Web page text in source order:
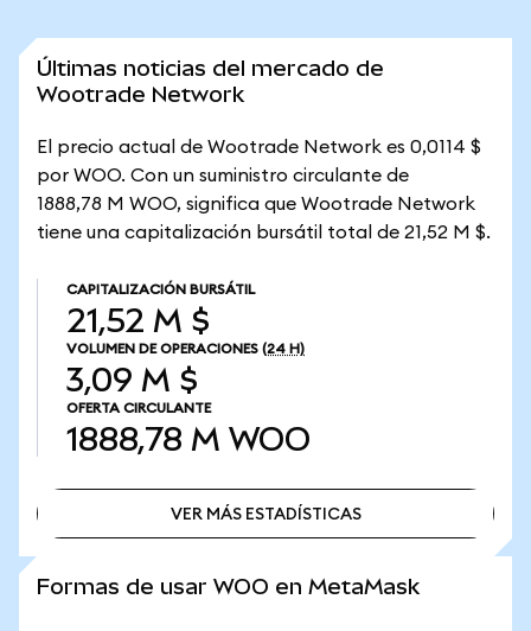
Últimas noticias del mercado de
Wootrade Network
El precio actual de Wootrade Network es 0,0114 $
por WOO. Con un suministro circulante de
1888,78 M WOO, significa que Wootrade Network
tiene una capitalización bursátil total de 21,52 M $.
CAPITALIZACIÓN BURSÁTIL
21,52 M $
VOLUMEN DE OPERACIONES (24 H)
3,09 M $
OFERTA CIRCULANTE
1888,78 M WOO
VER MÁS ESTADÍSTICAS
Formas de usar WOO en MetaMask